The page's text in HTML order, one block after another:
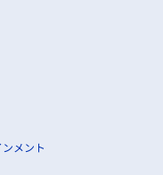
メント